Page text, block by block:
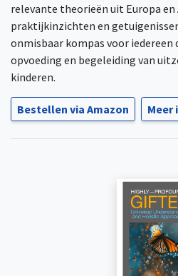
relevante theorieën uit Europa
praktijkinzichten en
onmisbaar kompas voor iedereen
opvoeding en begeleiding van
kinderen.
Bestellen via Amazon Meer